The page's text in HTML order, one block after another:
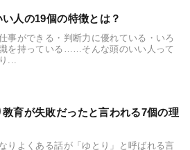
人の19個の特徴とは？
事ができる・判断力に優れている・いろ
を持っている……そんな頭のいい人って
...
教育が失敗だったと言われる7個の理
りよくある話が「ゆとり」と呼ばれる言